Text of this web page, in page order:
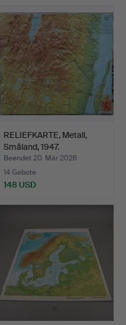
RELIEFKARTE, Metall,
Småland, 1947.
Beendet 20. Mär 2026
14 Gebote
148 USD